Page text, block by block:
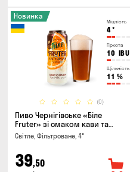
Міцність
4°
Гіркота
10 IBU
Щільність
11 %
(0)
Новинка
Пиво Чернігівське «Біле
Fruter» зі смаком кави та
апельсину 0.5л
Світле, Фільтроване, 4°
39,50